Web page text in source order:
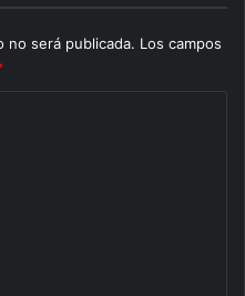
no será publicada. Los campos